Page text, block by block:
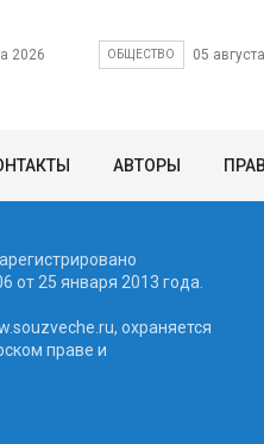
2026 ОБЩЕСТВО 05
АВТОРЫ
от 25 января 2013 года.
охраняется
праве и